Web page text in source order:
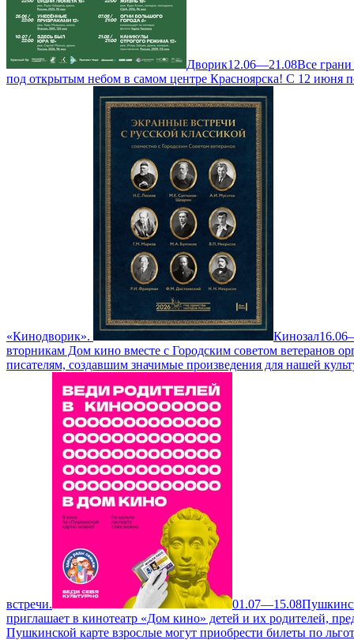
Дворик12.06—21.08Все
под открытым небом в самом центре Красноярска! С 12 июня
«Кинодворик». Кинозал
вторникам Дом кино вместе с Городским советом ветеранов
писателям, создавшим значимые произведения для нашей
встречи. 01.07—15.08
приглашает в кинотеатр «Дом кино» детей и их родителей,
Пушкинской карте взрослые могут приобрести билеты по